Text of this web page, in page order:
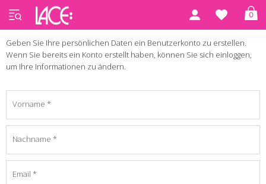
0
Konto eröffnen
Geben Sie Ihre persönlichen Daten ein Benutzerkonto zu erstellen.
Wenn Sie bereits ein Konto erstellt haben, können Sie sich einloggen,
um Ihre Informationen zu ändern.
Vorname
Nachname
Email